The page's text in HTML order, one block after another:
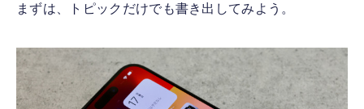
まずは、トピックだけでも書き出してみよう。